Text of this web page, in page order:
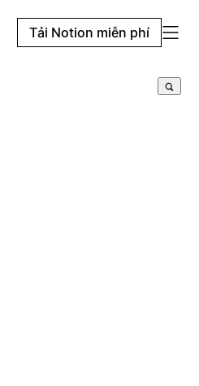
Tải Notion miễn phí